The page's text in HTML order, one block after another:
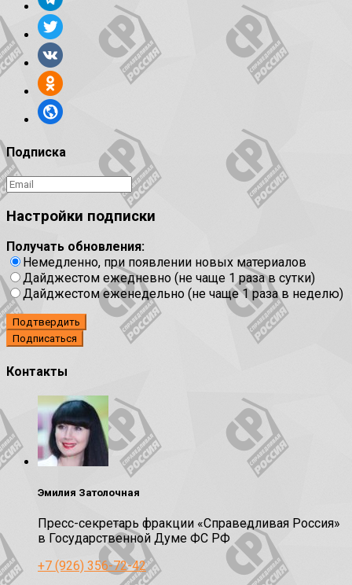
Подписка
Настройки подписки
Получать обновления:
Немедленно, при появлении новых материалов
Дайджестом ежедневно (не чаще 1 раза в сутки)
Дайджестом еженедельно (не чаще 1 раза в неделю)
Подтвердить
Контакты
Эмилия Затолочная
Пресс-секретарь фракции «Справедливая Россия»
в Государственной Думе ФС РФ
+7 (926) 356-72-42